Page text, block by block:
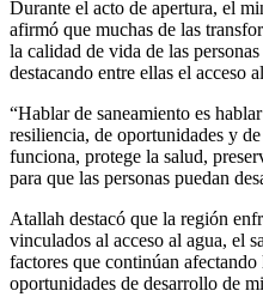
Durante el acto de apertura, el
afirmó que muchas de las
la calidad de vida de las
destacando entre ellas el acceso
“Hablar de saneamiento es
resiliencia, de oportunidades y
funciona, protege la salud,
para que las personas puedan
Atallah destacó que la región
vinculados al acceso al agua, el
factores que continúan
oportunidades de desarrollo de